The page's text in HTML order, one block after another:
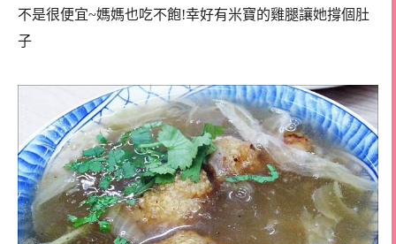
不是很便宜~媽媽也吃不飽!幸好有米寶的雞腿讓她撐個肚
子